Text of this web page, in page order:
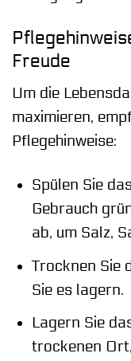
Freude
Um die
maximieren,
Pflegehinweise:
Spülen Sie
Gebrauch
ab, um Salz,
Trocknen Sie
Sie es lagern.
Lagern Sie
trockenen